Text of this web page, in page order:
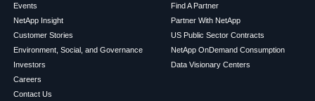
Events
NetApp Insight
Customer Stories
Environment, Social, and Governance
Investors
Careers
Contact Us
Find A Partner
Partner With NetApp
US Public Sector Contracts
NetApp OnDemand Consumption
Data Visionary Centers